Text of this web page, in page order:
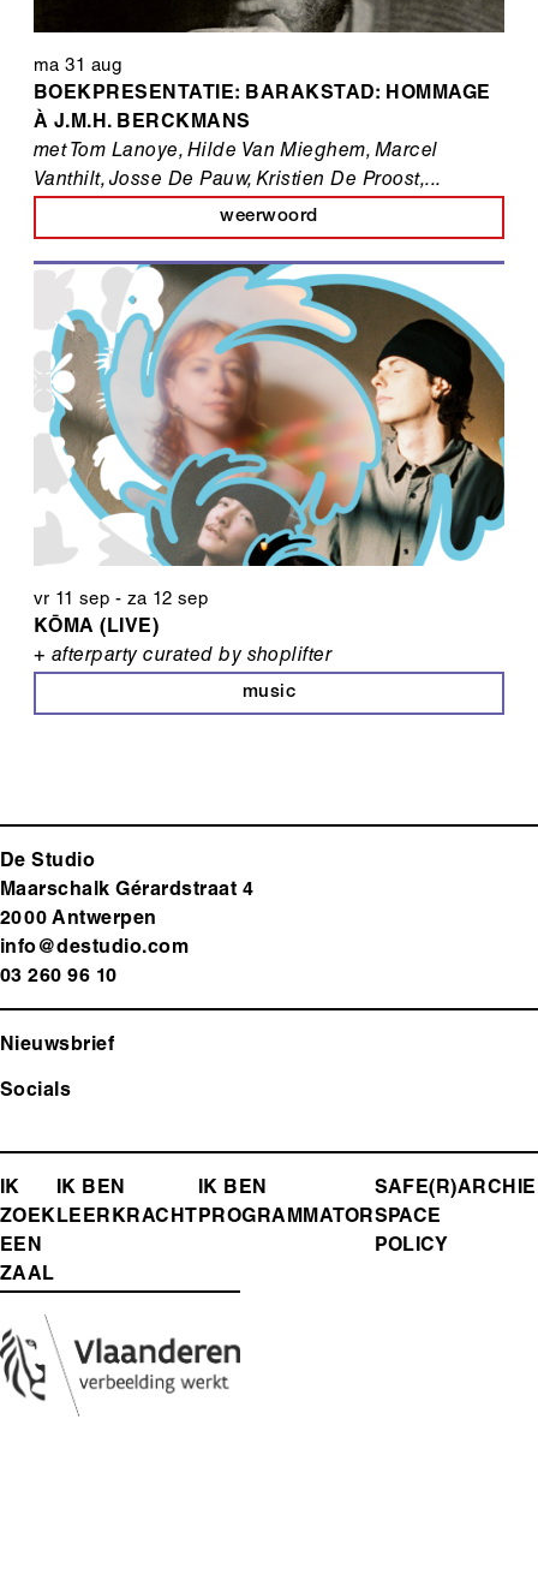
ma 31 aug
BOEKPRESENTATIE: BARAKSTAD: HOMMAGE
À J.M.H. BERCKMANS
met Tom Lanoye, Hilde Van Mieghem, Marcel
Vanthilt, Josse De Pauw, Kristien De Proost,...
weerwoord
vr 11 sep - za 12 sep
KŌMA (LIVE)
+ afterparty curated by shoplifter
music
De Studio
Maarschalk Gérardstraat 4
2000 Antwerpen
info@destudio.com
03 260 96 10
Nieuwsbrief
Socials
FOOTER-
MENU
IK
ZOEK
EEN
ZAAL
IK BEN
LEERKRACHT
IK BEN
PROGRAMMATOR
SAFE(R)
SPACE
POLICY
Media
Afbeelding